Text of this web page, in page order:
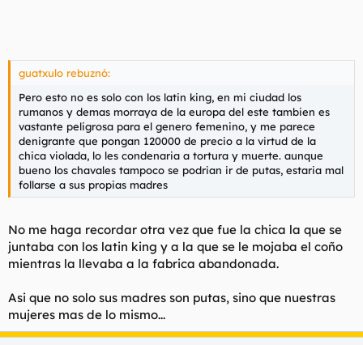
guatxulo rebuznó:
Pero esto no es solo con los latin king, en mi ciudad los
rumanos y demas morraya de la europa del este tambien es
vastante peligrosa para el genero femenino, y me parece
denigrante que pongan 120000 de precio a la virtud de la
chica violada, lo les condenaria a tortura y muerte. aunque
bueno los chavales tampoco se podrian ir de putas, estaria mal
follarse a sus propias madres
No me haga recordar otra vez que fue la chica la que se
juntaba con los latin king y a la que se le mojaba el coño
mientras la llevaba a la fabrica abandonada.
Asi que no solo sus madres son putas, sino que nuestras
mujeres mas de lo mismo...